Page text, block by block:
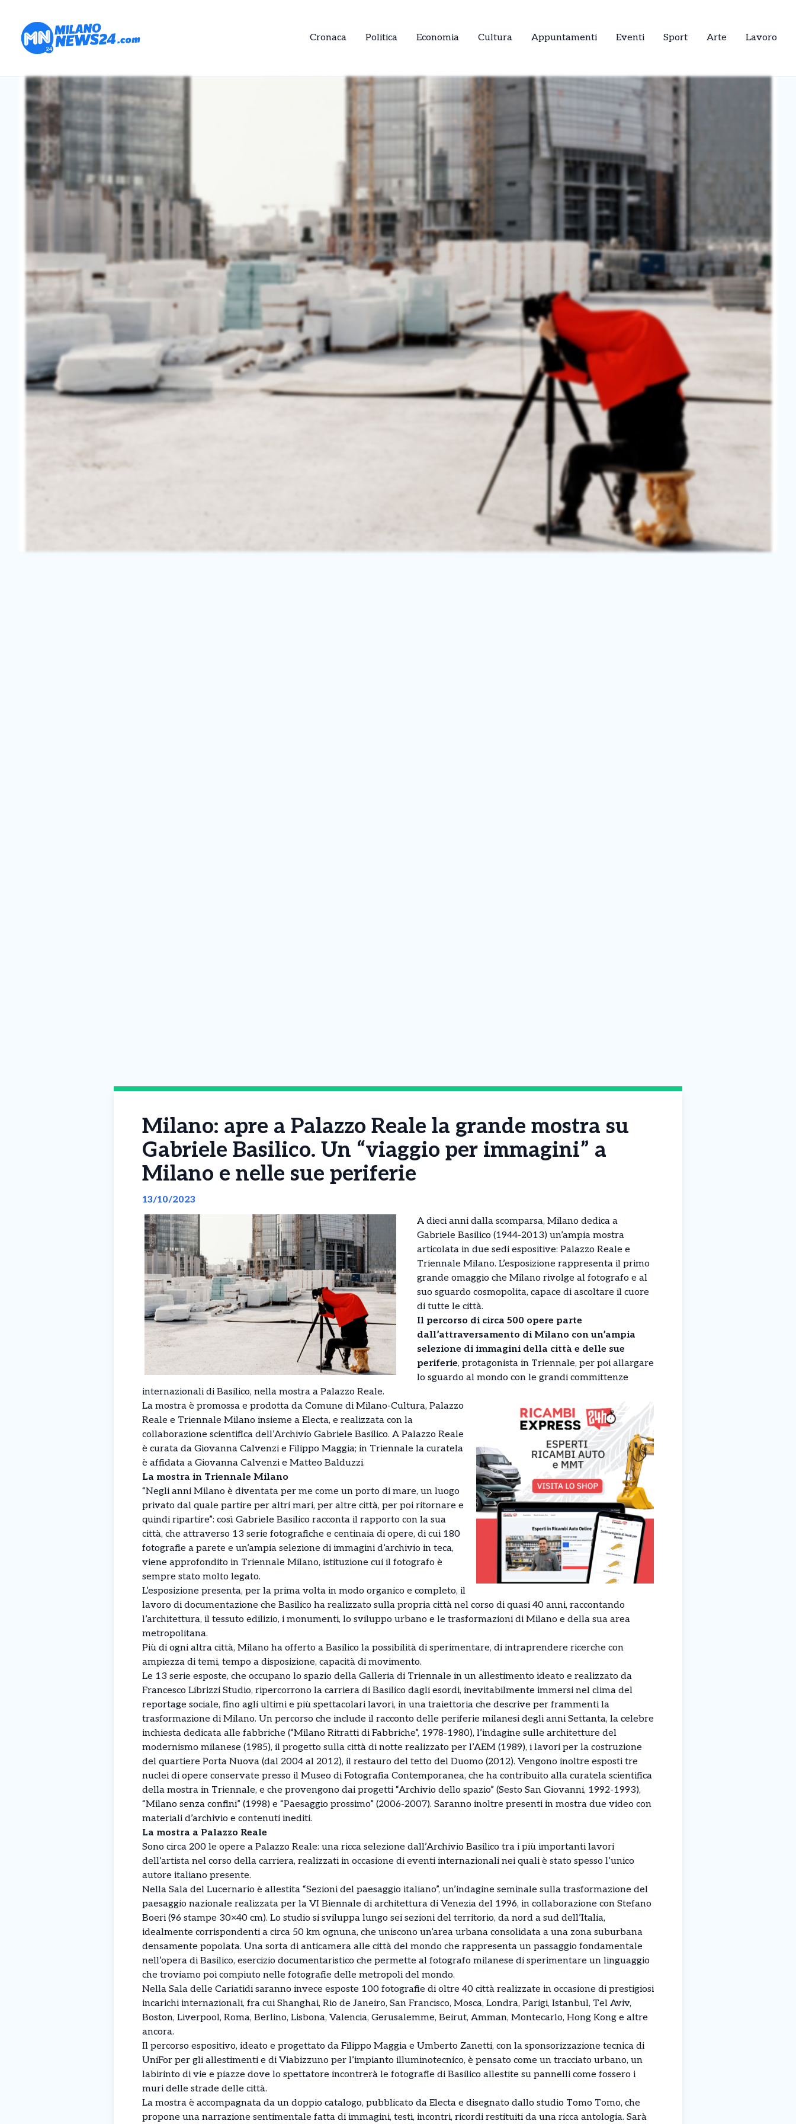
Cronaca Politica Economia Cultura Appuntamenti Eventi Sport Arte Lavoro
Milano: apre a Palazzo Reale la grande mostra su
Gabriele Basilico. Un “viaggio per immagini” a
Milano e nelle sue periferie
13/10/2023
A dieci anni dalla scomparsa, Milano dedica a
Gabriele Basilico (1944-2013) un’ampia mostra
articolata in due sedi espositive: Palazzo Reale e
Triennale Milano. L’esposizione rappresenta il primo
grande omaggio che Milano rivolge al fotografo e al
suo sguardo cosmopolita, capace di ascoltare il cuore
di tutte le città.
Il percorso di circa 500 opere parte
dall’attraversamento di Milano con un’ampia
selezione di immagini della città e delle sue
periferie, protagonista in Triennale, per poi allargare
lo sguardo al mondo con le grandi committenze
internazionali di Basilico, nella mostra a Palazzo Reale.
La mostra è promossa e prodotta da Comune di Milano-Cultura, Palazzo
Reale e Triennale Milano insieme a Electa, e realizzata con la
collaborazione scientifica dell’Archivio Gabriele Basilico. A Palazzo Reale
è curata da Giovanna Calvenzi e Filippo Maggia; in Triennale la curatela
è affidata a Giovanna Calvenzi e Matteo Balduzzi.
La mostra in Triennale Milano
“Negli anni Milano è diventata per me come un porto di mare, un luogo
privato dal quale partire per altri mari, per altre città, per poi ritornare e
quindi ripartire”: così Gabriele Basilico racconta il rapporto con la sua
città, che attraverso 13 serie fotografiche e centinaia di opere, di cui 180
fotografie a parete e un’ampia selezione di immagini d’archivio in teca,
viene approfondito in Triennale Milano, istituzione cui il fotografo è
sempre stato molto legato.
L’esposizione presenta, per la prima volta in modo organico e completo, il
lavoro di documentazione che Basilico ha realizzato sulla propria città nel corso di quasi 40 anni, raccontando
l’architettura, il tessuto edilizio, i monumenti, lo sviluppo urbano e le trasformazioni di Milano e della sua area
metropolitana.
Più di ogni altra città, Milano ha offerto a Basilico la possibilità di sperimentare, di intraprendere ricerche con
ampiezza di temi, tempo a disposizione, capacità di movimento.
Le 13 serie esposte, che occupano lo spazio della Galleria di Triennale in un allestimento ideato e realizzato da
Francesco Librizzi Studio, ripercorrono la carriera di Basilico dagli esordi, inevitabilmente immersi nel clima del
reportage sociale, fino agli ultimi e più spettacolari lavori, in una traiettoria che descrive per frammenti la
trasformazione di Milano. Un percorso che include il racconto delle periferie milanesi degli anni Settanta, la celebre
inchiesta dedicata alle fabbriche (“Milano Ritratti di Fabbriche”, 1978-1980), l’indagine sulle architetture del
modernismo milanese (1985), il progetto sulla città di notte realizzato per l’AEM (1989), i lavori per la costruzione
del quartiere Porta Nuova (dal 2004 al 2012), il restauro del tetto del Duomo (2012). Vengono inoltre esposti tre
nuclei di opere conservate presso il Museo di Fotografia Contemporanea, che ha contribuito alla curatela scientifica
della mostra in Triennale, e che provengono dai progetti “Archivio dello spazio” (Sesto San Giovanni, 1992-1993),
“Milano senza confini” (1998) e “Paesaggio prossimo” (2006-2007). Saranno inoltre presenti in mostra due video con
materiali d’archivio e contenuti inediti.
La mostra a Palazzo Reale
Sono circa 200 le opere a Palazzo Reale: una ricca selezione dall’Archivio Basilico tra i più importanti lavori
dell’artista nel corso della carriera, realizzati in occasione di eventi internazionali nei quali è stato spesso l’unico
autore italiano presente.
Nella Sala del Lucernario è allestita “Sezioni del paesaggio italiano”, un’indagine seminale sulla trasformazione del
paesaggio nazionale realizzata per la VI Biennale di architettura di Venezia del 1996, in collaborazione con Stefano
Boeri (96 stampe 30×40 cm). Lo studio si sviluppa lungo sei sezioni del territorio, da nord a sud dell’Italia,
idealmente corrispondenti a circa 50 km ognuna, che uniscono un’area urbana consolidata a una zona suburbana
densamente popolata. Una sorta di anticamera alle città del mondo che rappresenta un passaggio fondamentale
nell’opera di Basilico, esercizio documentaristico che permette al fotografo milanese di sperimentare un linguaggio
che troviamo poi compiuto nelle fotografie delle metropoli del mondo.
Nella Sala delle Cariatidi saranno invece esposte 100 fotografie di oltre 40 città realizzate in occasione di prestigiosi
incarichi internazionali, fra cui Shanghai, Rio de Janeiro, San Francisco, Mosca, Londra, Parigi, Istanbul, Tel Aviv,
Boston, Liverpool, Roma, Berlino, Lisbona, Valencia, Gerusalemme, Beirut, Amman, Montecarlo, Hong Kong e altre
ancora.
Il percorso espositivo, ideato e progettato da Filippo Maggia e Umberto Zanetti, con la sponsorizzazione tecnica di
UniFor per gli allestimenti e di Viabizzuno per l’impianto illuminotecnico, è pensato come un tracciato urbano, un
labirinto di vie e piazze dove lo spettatore incontrerà le fotografie di Basilico allestite su pannelli come fossero i
muri delle strade delle città.
La mostra è accompagnata da un doppio catalogo, pubblicato da Electa e disegnato dallo studio Tomo Tomo, che
propone una narrazione sentimentale fatta di immagini, testi, incontri, ricordi restituiti da una ricca antologia. Sarà